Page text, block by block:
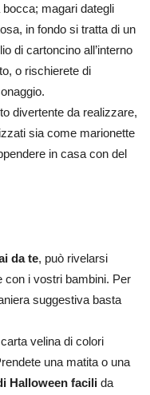
magari dategli
in fondo si tratta di un
di cartoncino all’interno
o rischierete di
divertente da realizzare,
sia come marionette
in casa con del
da te, può rivelarsi
con i vostri bambini. Per
suggestiva basta
velina di colori
una matita o una
Halloween facili da